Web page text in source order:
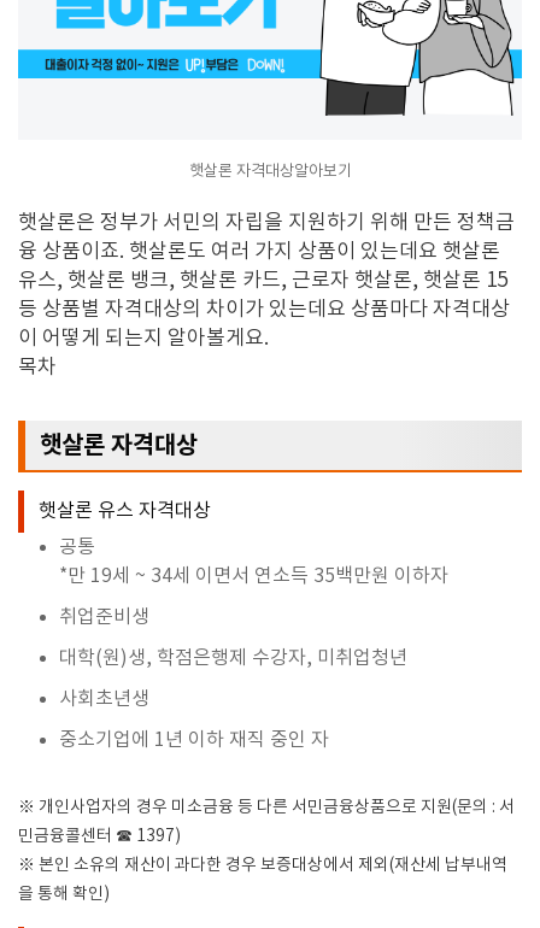
햇살론 자격대상알아보기
햇살론은 정부가 서민의 자립을 지원하기 위해 만든 정책금
융 상품이죠. 햇살론도 여러 가지 상품이 있는데요 햇살론
유스, 햇살론 뱅크, 햇살론 카드, 근로자 햇살론, 햇살론 15
등 상품별 자격대상의 차이가 있는데요 상품마다 자격대상
이 어떻게 되는지 알아볼게요.
목차
햇살론 자격대상
햇살론 유스 자격대상
공통
*만 19세 ~ 34세 이면서 연소득 35백만원 이하자
취업준비생
대학(원)생, 학점은행제 수강자, 미취업청년
사회초년생
중소기업에 1년 이하 재직 중인 자
※ 개인사업자의 경우 미소금융 등 다른 서민금융상품으로 지원(문의 : 서
민금융콜센터 ☎ 1397)
※ 본인 소유의 재산이 과다한 경우 보증대상에서 제외 (재산세 납부내역
을 통해 확인 )